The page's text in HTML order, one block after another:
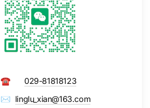
☎️ 029-81818123
✉️ linglu_xian@163.com